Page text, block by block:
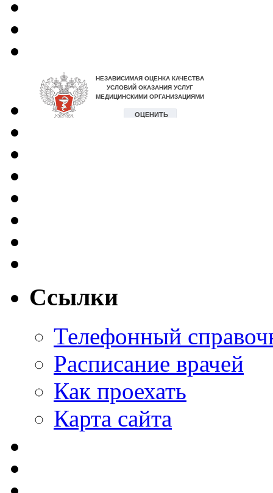
Ссылки
Телефонный
Расписание врачей
Как проехать
Карта сайта